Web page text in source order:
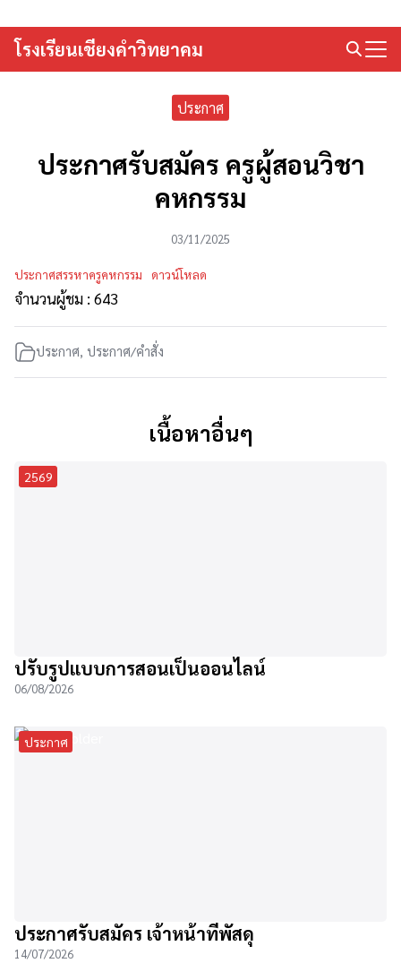
to
content
โรงเรียนเชียงคำวิทยาคม
Search
for:
ประกาศ
ประกาศรับสมัคร ครูผู้สอนวิชา
คหกรรม
03/11/2025
ประกาศสรรหาครูคหกรรม ดาวน์โหลด
จำนวนผู้ชม : 643
ประกาศ ประกาศ/คำสั่ง
เนื้อหาอื่นๆ
2569
ปรับรูปแบบการสอนเป็นออนไลน์
06/08/2026
ประกาศ
ประกาศรับสมัคร เจ้าหน้าที่พัสดุ
14/07/2026